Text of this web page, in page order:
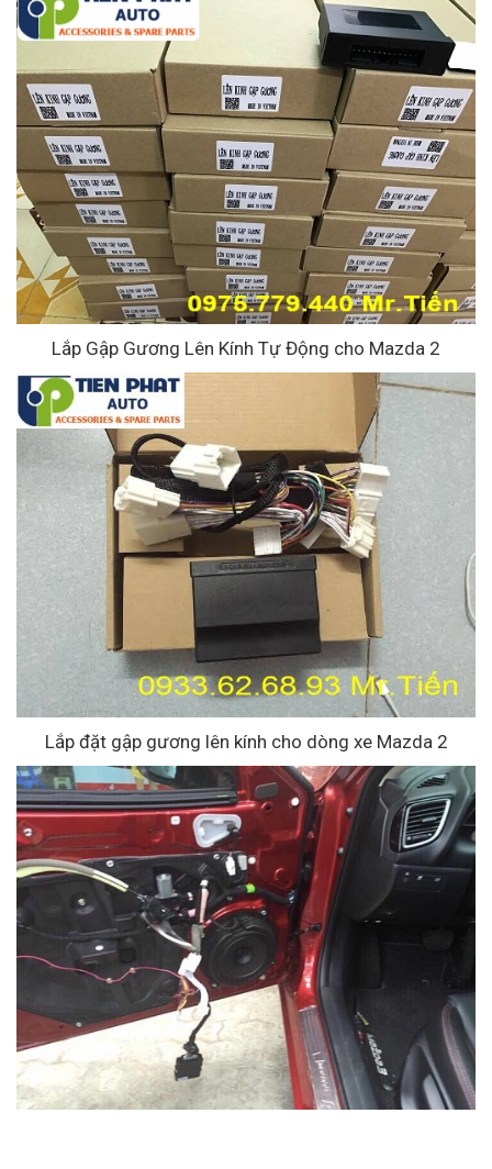
Lắp Gập Gương Lên Kính Tự Động cho Mazda 2
Lắp đặt gập gương lên kính cho dòng xe Mazda 2